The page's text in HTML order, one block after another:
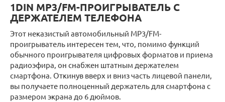
1DIN MP3/FM-ПРОИГРЫВАТЕЛЬ С
ДЕРЖАТЕЛЕМ ТЕЛЕФОНА
Этот неказистый автомобильный MP3/FM-
проигрыватель интересен тем, что, помимо функций
обычного проигрывателя цифровых форматов и приема
радиоэфира, он снабжен штатным держателем
смартфона. Откинув вверх и вниз часть лицевой панели,
вы получаете полноценный держатель для смартфона с
размером экрана до 6 дюймов.